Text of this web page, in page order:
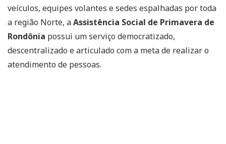
veículos, equipes volantes e sedes espalhadas por toda
a região Norte, aAssistência Social de Primavera de
Rondônia possui um serviço democratizado,
descentralizado e articulado com a meta de realizar o
atendimento de pessoas.